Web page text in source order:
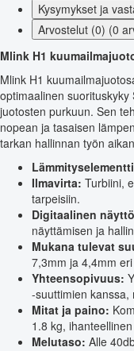
Kysymykset ja
Arvostelut (0) (0
Mlink H1
Mlink H1
optimaalinen
juotosten purkuun. Sen
nopean ja tasaisen
tarkan hallinnan työn
Ilmavirta: Turbiini,
tarpeisiin.
Digitaalinen
näyttämisen ja
Mukana tulevat
7,3mm ja 4,4mm
Yhteensopivuus:
-suuttimien kanssa,
Mitat ja paino:
1.8 kg,
Melutaso: Alle